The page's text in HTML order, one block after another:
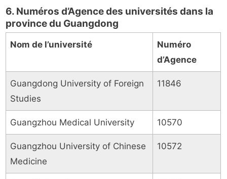
6. Numéros d’Agence des universités dans la
province du Guangdong
Nom de l’université
Numéro
d’Agence
Guangdong University of Foreign
Studies
11846
Guangzhou Medical University 10570
Guangzhou University of Chinese
Medicine
10572